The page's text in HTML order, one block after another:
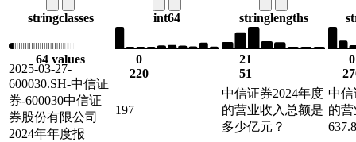
stringclasses
64 values
int64
0
220
stringlengths
21
51
0
2025-03-27-
600030.SH-中信证
券-600030中信证
券股份有限公司
2024年年度报
197
中信证券2024年度
的营业收入总额是
多少亿元？
中信
的